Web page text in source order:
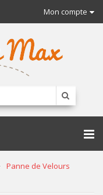
Mon compte
Panne de Velours